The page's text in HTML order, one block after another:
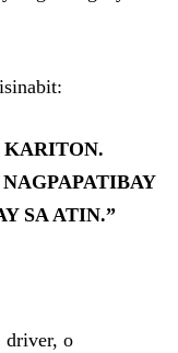
KARITON.
SA ATIN.”
driver, o